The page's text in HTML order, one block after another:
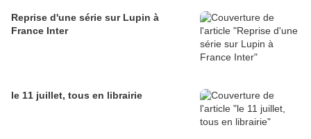
Reprise d'une série sur Lupin à
France Inter
le 11 juillet, tous en librairie